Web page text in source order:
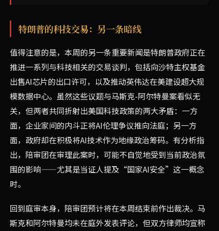
特朗普的科技交易：另一条暗线
值得注意的是，本周的另一条重要新闻是特朗普政府正在
推进一系列与科技相关的交易谈判，包括向沙特主权基金
出售AI芯片的出口许可，以及推动英伟达在美建设超大规
模数据中心。虽然这些议题与马斯克-阿尔特曼案看似无
关，但两者共同折射出美国科技政策的两大矛盾：一方
面，企业家间的内斗正将AI伦理争议推向法庭；另一方
面，政府却在积极将AI技术作为地缘政治筹码。有分析指
出，陪审团在审理此案时，可能不自觉地受到当前政治氛
围的影响——尤其是当证人提及“国家AI安全”这一概念
时。
回到庭审本身，陪审团预计将在本周结束前作出裁决。马
斯克和阿尔特曼均未在庭外发表评论，但双方律师均宣称